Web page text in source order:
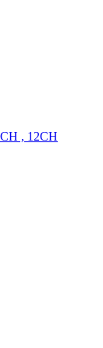
, 12CH